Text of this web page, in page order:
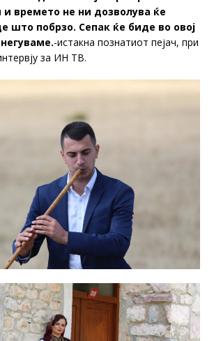
и времето не ни дозволува ќе
што побрзо. Сепак ќе биде во овој
-истакна познатиот пејач, при
за ИН ТВ.